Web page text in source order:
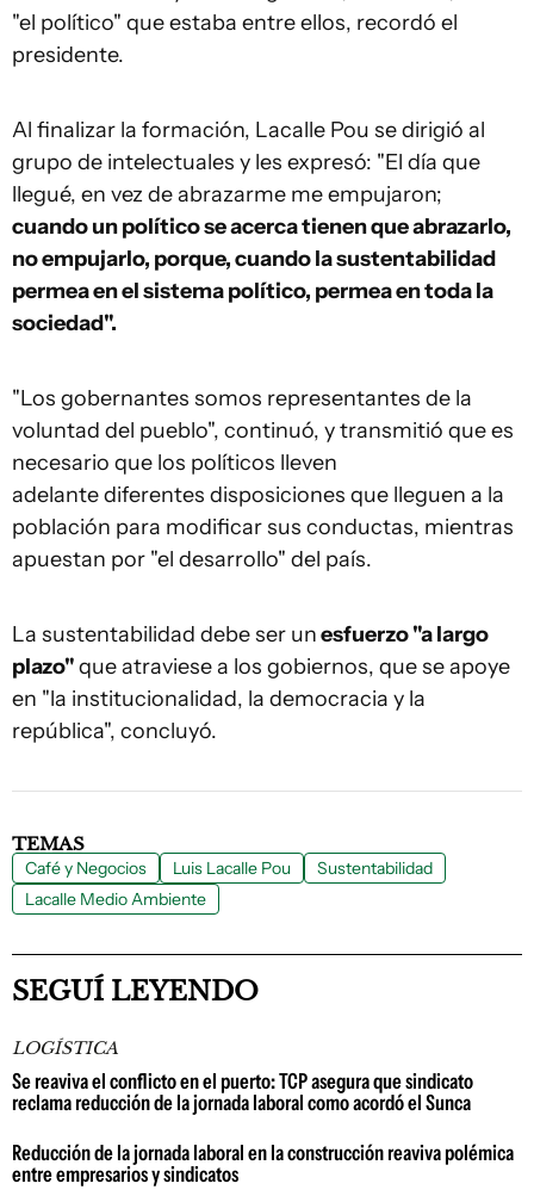
"el político" que estaba entre ellos, recordó el
presidente.
Al finalizar la formación, Lacalle Pou se dirigió al
grupo de intelectuales y les expresó: "El día que
llegué, en vez de abrazarme me empujaron;
cuando un político se acerca tienen que abrazarlo,
no empujarlo, porque, cuando la sustentabilidad
permea en el sistema político, permea en toda la
sociedad".
"Los gobernantes somos representantes de la
voluntad del pueblo", continuó, y transmitió que es
necesario que los políticos lleven
adelante diferentes disposiciones que lleguen a la
población para modificar sus conductas, mientras
apuestan por "el desarrollo" del país.
La sustentabilidad debe ser unesfuerzo "a largo
plazo"que atraviese a los gobiernos, que se apoye
en "la institucionalidad, la democracia y la
república", concluyó.
TEMAS
Café y Negocios Luis Lacalle Pou
Sustentabilidad
Lacalle Medio Ambiente
SEGUÍ LEYENDO
LOGÍSTICA
Se reaviva el conflicto en el puerto: TCP asegura que sindicato
reclama reducción de la jornada laboral como acordó el Sunca
Reducción de la jornada laboral en la construcción reaviva polémica
entre empresarios y sindicatos